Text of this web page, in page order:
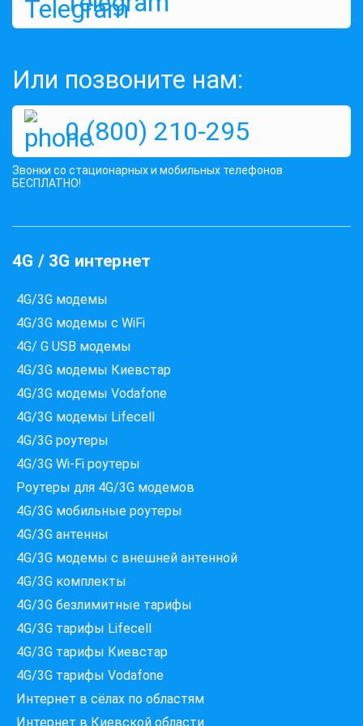
1299 грн
Или позвоните нам:
0 (800) 210-295
Звонки со стационарных и мобильных телефонов
БЕСПЛАТНО!
4G / 3G интернет
4G/3G модемы
4G/3G модемы с WiFi
4G/ G USB модемы
4G/3G модемы Киевстар
4G/3G модемы Vodafone
4G/3G модемы Lifecell
4G/3G роутеры
4G/3G Wi-Fi роутеры
Роутеры для 4G/3G модемов
4G/3G мобильные роутеры
4G/3G антенны
4G/3G модемы c внешней антенной
4G/3G комплекты
4G/3G безлимитные тарифы
4G/3G тарифы Lifecell
4G/3G тарифы Киевстар
4G/3G тарифы Vodafone
Интернет в сёлах по областям
Интернет в Киевской области
Які провайдери працюють
за вашою адресою?
Перевірте доступність інтернету за 30 секунд
375+ провайдерів в базі
Введіть вашу адресу